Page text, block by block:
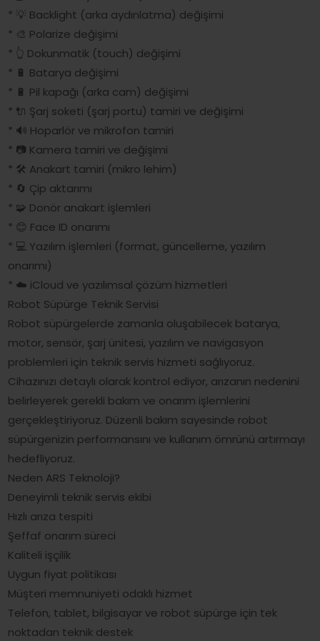
* 💡 Backlight (arka aydınlatma) değişimi
* 🎨 Polarize değişimi
* 👆 Dokunmatik (touch) değişimi
* 🔋 Batarya değişimi
* 🔋 Pil kapağı (arka cam) değişimi
* 🔌 Şarj soketi (şarj portu) tamiri ve değişimi
* 🔊 Hoparlör ve mikrofon tamiri
* 📷 Kamera tamiri ve değişimi
* 🛠️ Anakart tamiri (mikro lehim)
* 🔄 Çip aktarımı
* 🧩 Donör anakart işlemleri
* 😊 Face ID onarımı
* 💻 Yazılım işlemleri (format, güncelleme, yazılım
onarımı)
* ☁️ iCloud ve yazılımsal çözüm hizmetleri
Robot Süpürge Teknik Servisi
Robot süpürgelerde zamanla oluşabilecek batarya,
motor, sensör, şarj ünitesi, yazılım ve navigasyon
problemleri için teknik servis hizmeti sağlıyoruz.
Cihazınızı detaylı olarak kontrol ediyor, arızanın nedenini
belirleyerek gerekli bakım ve onarım işlemlerini
gerçekleştiriyoruz. Düzenli bakım sayesinde robot
süpürgenizin performansını ve kullanım ömrünü artırmayı
hedefliyoruz.
Neden ARS Teknoloji?
Deneyimli teknik servis ekibi
Hızlı arıza tespiti
Şeffaf onarım süreci
Kaliteli işçilik
Uygun fiyat politikası
Müşteri memnuniyeti odaklı hizmet
Telefon, tablet, bilgisayar ve robot süpürge için tek
noktadan teknik destek